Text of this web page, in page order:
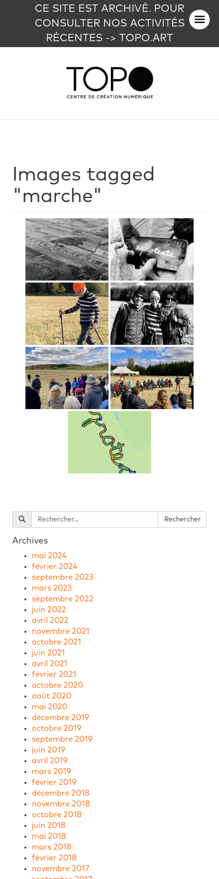
CE SITE EST ARCHIVÉ. POUR
CONSULTER NOS ACTIVITÉS
RÉCENTES -> TOPO.ART
Images tagged
"marche"
Archives
mai 2024
février 2024
septembre 2023
mars 2023
septembre 2022
juin 2022
avril 2022
novembre 2021
octobre 2021
juin 2021
avril 2021
février 2021
octobre 2020
août 2020
mai 2020
décembre 2019
octobre 2019
septembre 2019
juin 2019
avril 2019
mars 2019
février 2019
décembre 2018
novembre 2018
octobre 2018
juin 2018
mai 2018
mars 2018
février 2018
novembre 2017